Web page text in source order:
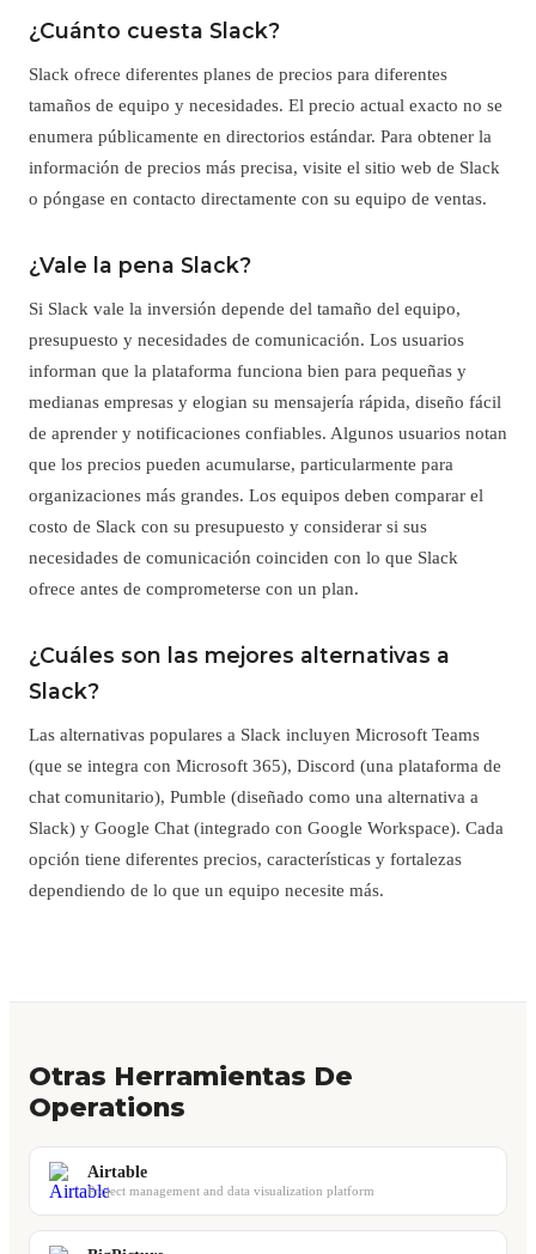
¿Cuánto cuesta Slack?
Slack ofrece diferentes planes de precios para diferentes
tamaños de equipo y necesidades. El precio actual exacto no se
enumera públicamente en directorios estándar. Para obtener la
información de precios más precisa, visite el sitio web de Slack
o póngase en contacto directamente con su equipo de ventas.
¿Vale la pena Slack?
Si Slack vale la inversión depende del tamaño del equipo,
presupuesto y necesidades de comunicación. Los usuarios
informan que la plataforma funciona bien para pequeñas y
medianas empresas y elogian su mensajería rápida, diseño fácil
de aprender y notificaciones confiables. Algunos usuarios notan
que los precios pueden acumularse, particularmente para
organizaciones más grandes. Los equipos deben comparar el
costo de Slack con su presupuesto y considerar si sus
necesidades de comunicación coinciden con lo que Slack
ofrece antes de comprometerse con un plan.
¿Cuáles son las mejores alternativas a
Slack?
Las alternativas populares a Slack incluyen Microsoft Teams
(que se integra con Microsoft 365), Discord (una plataforma de
chat comunitario), Pumble (diseñado como una alternativa a
Slack) y Google Chat (integrado con Google Workspace). Cada
opción tiene diferentes precios, características y fortalezas
dependiendo de lo que un equipo necesite más.
Otras Herramientas De
Operations
Airtable
Project management and data visualization platform